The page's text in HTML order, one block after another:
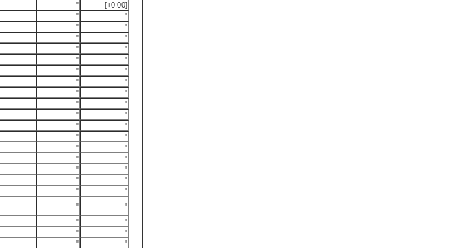
"
[+0:00]
"
"
"
"
"
"
"
"
"
"
"
"
"
"
"
"
"
"
"
"
"
"
"
"
"
"
"
"
"
"
"
"
"
"
"
"
"
"
"
"
"
"